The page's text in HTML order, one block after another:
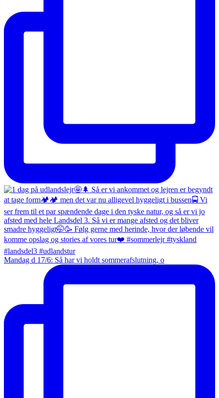
Mandag d 17/6: Så har vi holdt sommerafslutning, o